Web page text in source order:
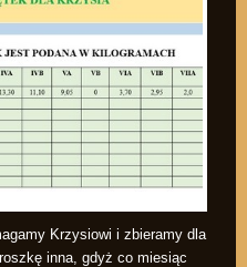
Krzysiowi i zbieramy dla
inna, gdyż co miesiąc